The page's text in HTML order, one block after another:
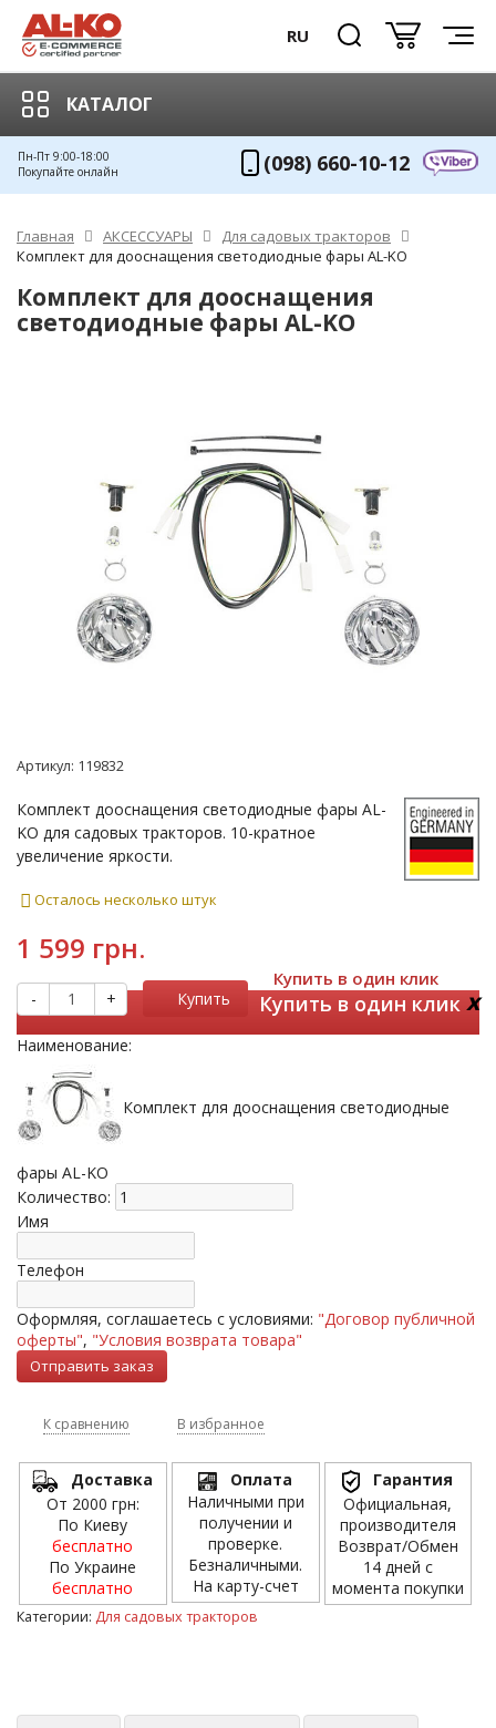
RU
КАТАЛОГ
Пн-Пт 9:00-18:00
Покупайте онлайн
(098) 660-10-12
Главная АКСЕССУАРЫ
Для садовых тракторов
Комплект для дооснащения светодиодные фары AL-KO
Комплект для дооснащения
светодиодные фары AL-KO
Артикул: 119832
Комплект дооснащения светодиодные фары AL-
KO для садовых тракторов. 10-кратное
увеличение яркости.
Осталось несколько штук
1 599 грн.
- + Купить
Купить в один клик
Купить в один клик x
Наименование:
Комплект для дооснащения светодиодные
фары AL-KO
Количество:
Имя
Телефон
Оформляя, соглашаетесь с условиями: "Договор публичной
оферты", "Условия возврата товара"
К сравнению В избранное
Доставка
От 2000 грн:
По Киеву
бесплатно
По Украине
бесплатно
Оплата
Наличными при
получении и
проверке.
Безналичными.
На карту-счет
Гарантия
Официальная,
производителя
Возврат/Обмен
14 дней с
момента покупки
Категории: Для садовых тракторов